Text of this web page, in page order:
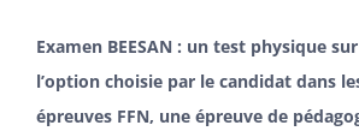
Examen BEESAN : un test physique
l’option choisie par le candidat dans
épreuves FFN, une épreuve de